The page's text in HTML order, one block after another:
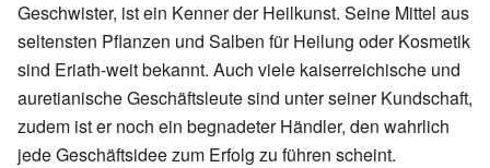
Geschwister, ist ein Kenner der Heilkunst. Seine Mittel aus
seltensten Pflanzen und Salben für Heilung oder Kosmetik
sind Eriath-weit bekannt. Auch viele kaiserreichische und
auretianische Geschäftsleute sind unter seiner Kundschaft,
zudem ist er noch ein begnadeter Händler, den wahrlich
jede Geschäftsidee zum Erfolg zu führen scheint.